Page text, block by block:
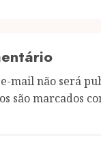
mail não será
são marcados